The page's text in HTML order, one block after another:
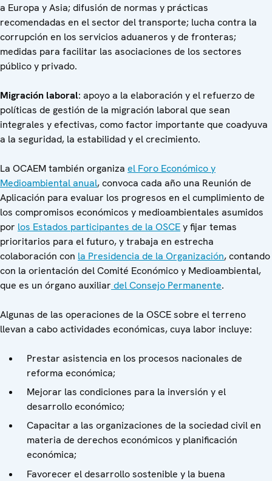
a Europa y Asia; difusión de normas y prácticas
recomendadas en el sector del transporte; lucha contra la
corrupción en los servicios aduaneros y de fronteras;
medidas para facilitar las asociaciones de los sectores
público y privado.
Migración laboral: apoyo a la elaboración y el refuerzo de
políticas de gestión de la migración laboral que sean
integrales y efectivas, como factor importante que coadyuva
a la seguridad, la estabilidad y el crecimiento.
La OCAEM también organiza el Foro Económico y
Medioambiental anual, convoca cada año una Reunión de
Aplicación para evaluar los progresos en el cumplimiento de
los compromisos económicos y medioambientales asumidos
por los Estados participantes de la OSCEy fijar temas
prioritarios para el futuro, y trabaja en estrecha
colaboración con la Presidencia de la Organización, contando
con la orientación del Comité Económico y Medioambiental,
que es un órgano auxiliar del Consejo Permanente.
Algunas de las operaciones de la OSCE sobre el terreno
llevan a cabo actividades económicas, cuya labor incluye:
Prestar asistencia en los procesos nacionales de
reforma económica;
Mejorar las condiciones para la inversión y el
desarrollo económico;
Capacitar a las organizaciones de la sociedad civil en
materia de derechos económicos y planificación
económica;
Favorecer el desarrollo sostenible y la buena